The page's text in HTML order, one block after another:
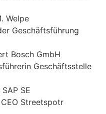
Welpe
Geschäftsführung
Bosch GmbH
Geschäftsstelle
SE
Streetspotr